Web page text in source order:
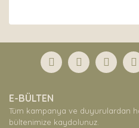
Yorum
formunu kullanarak
Görüş ve önerileriniz için
Ürün açıklamasında eksik
Ürün bilgilerinde hatalar
E-BÜLTEN
Tüm kampanya ve duyurulardan
bültenimize kaydolunuz.